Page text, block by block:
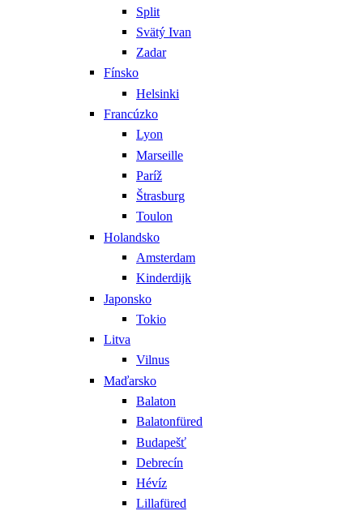
Split
Svätý Ivan
Zadar
Fínsko
Helsinki
Francúzko
Lyon
Marseille
Paríž
Štrasburg
Toulon
Holandsko
Amsterdam
Kinderdijk
Japonsko
Tokio
Litva
Vilnus
Maďarsko
Balaton
Balatonfüred
Budapešť
Debrecín
Hévíz
Lillafüred